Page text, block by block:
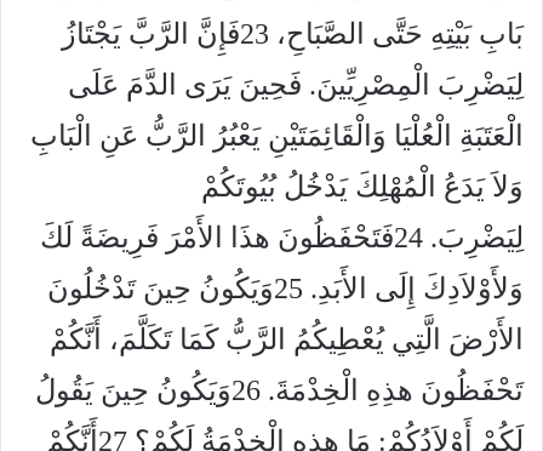
بَابِ بَيْتِهِ حَتَّى الصَّبَاحِ، 23فَإِنَّ الرَّبَّ يَجْتَازُ
لِيَضْرِبَ الْمِصْرِيِّينَ. فَحِينَ يَرَى الدَّمَ عَلَى
الْعَتَبَةِ الْعُلْيَا وَالْقَائِمَتَيْنِ يَعْبُرُ الرَّبُّ عَنِ الْبَابِ
وَلاَ يَدَعُ الْمُهْلِكَ يَدْخُلُ بُيُوتَكُمْ
لِيَضْرِبَ. 24فَتَحْفَظُونَ هذَا الأَمْرَ فَرِيضَةً لَكَ
وَلأَوْلاَدِكَ إِلَى الأَبَدِ. 25وَيَكُونُ حِينَ تَدْخُلُونَ
الأَرْضَ الَّتِي يُعْطِيكُمُ الرَّبُّ كَمَا تَكَلَّمَ، أَنَّكُمْ
تَحْفَظُونَ هذِهِ الْخِدْمَةَ. 26وَيَكُونُ حِينَ يَقُولُ
لَكُمْ أَوْلاَدُكُمْ: مَا هذِهِ الْخِدْمَةُ لَكُمْ؟ 27أَنَّكُمْ